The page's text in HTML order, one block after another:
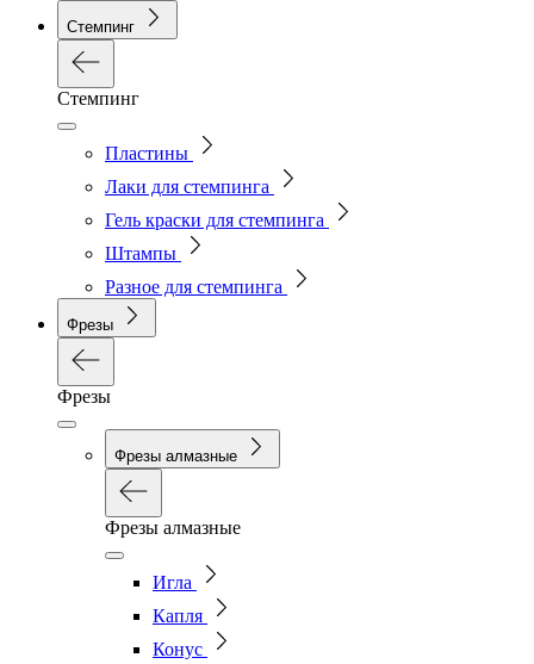
Стемпинг
Стемпинг
Пластины
Лаки для стемпинга
Гель краски для стемпинга
Штампы
Разное для стемпинга
Фрезы
Фрезы
Фрезы алмазные
Фрезы алмазные
Игла
Капля
Конус